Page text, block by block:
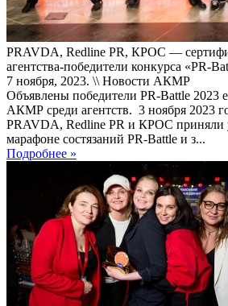
PRAVDA, Redline PR, КРОС —
агентства-победители конкурса «PR-
7 ноября, 2023. \\ Новости АКМР
Объявлены победители PR-Battle 2023
АКМР среди агентств. 3 ноября 2023
PRAVDA, Redline PR и КРОС приняли
марафоне состязаний PR-Battle и з...
Подробнее »